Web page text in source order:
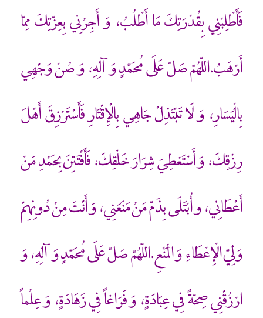
فَأَطْلِبْنِي بِقُدْرَتِكَ مَا أَطْلُبُ، وَ أَجِرْنِي بِعِزّتِكَ مِمّا
أَرْهَبُ.اللّهُمّ صَلّ عَلَى مُحَمّدٍ وَ آلِهِ، وَ صُنْ وَجْهِي
بِالْيَسَارِ، وَ لَا تَبْتَذِلْ جَاهِي بِالْإِقْتَارِ فَأَسْتَرْزِقَ أَهْلَ
رِزْقِكَ، وَ أَسْتَعْطِيَ شِرَارَ خَلْقِكَ، فَأَفْتَتِنَ بِحَمْدِ مَنْ
أَعْطَانِي، و أُبْتَلَى بِذَمّ مَنْ مَنَعَنِي، وَ أَنْتَ مِنْ دُونِهِمْ
وَلِيّ الْإِعْطَاءِ وَ الْمَنْعِ.اللّهُمّ صَلّ عَلَى مُحَمّدٍ وَ آلِهِ، وَ
ارْزُقْنِي صِحّةً فِي عِبَادَةٍ، وَ فَرَاغاً فِي زَهَادَةٍ، وَ عِلْماً